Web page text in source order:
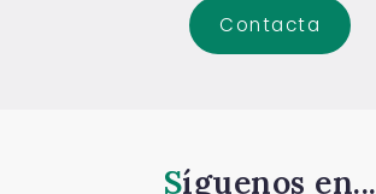
Contacta
Síguenos en...